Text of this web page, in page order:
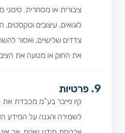
ציבורית או מסחרית.
לוגואים, עיצובים
צדדים שלישיים, ואסור
את החוק או מטעה את
9. פרטיות
קיו פייבר בע"מ מכבדת את
לשמירה והגנה על המידע